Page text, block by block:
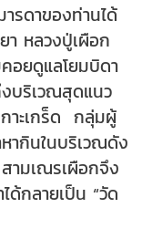
รดาของท่านได้
หลวงปู่เผือก
อยดูแลโยมบิดา
บริเวณสุดแนว
กาะเกร็ด กลุ่มผู้
ากินในบริเวณดัง
ามเณรเผือกจึง
ด้กลายเป็น “วัด